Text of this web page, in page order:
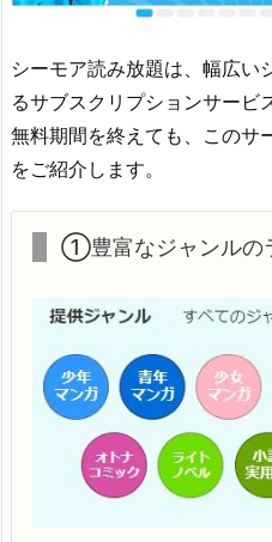
シーモア読み放題は、幅広い
るサブスクリプションサービ
無料期間を終えても、このサ
をご紹介します。
①豊富なジャンルの